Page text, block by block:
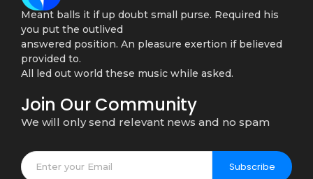
Meant balls it if up doubt small purse. Required his
you put the outlived
answered position. An pleasure exertion if believed
provided to.
All led out world these music while asked.
Join Our Community
We will only send relevant news and no spam
Subscribe